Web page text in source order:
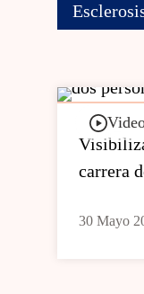
carrera
30 Mayo